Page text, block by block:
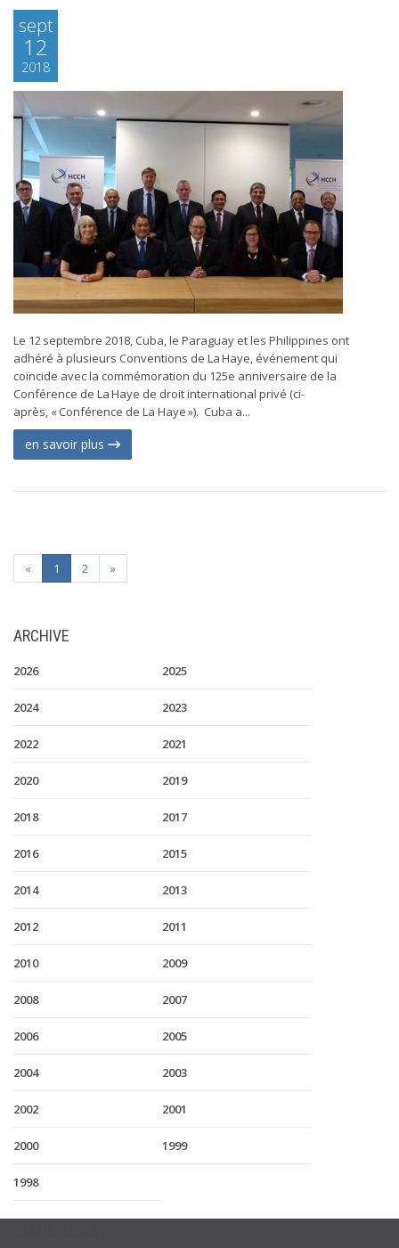
sept
12
2018
Le 12 septembre 2018, Cuba, le Paraguay et les Philippines ont
adhéré à plusieurs Conventions de La Haye, événement qui
coïncide avec la commémoration du 125e anniversaire de la
Conférence de La Haye de droit international privé (ci-
après, « Conférence de La Haye »). Cuba a...
en savoir plus
« 1 2 »
ARCHIVE
2026 2025
2024 2023
2022 2021
2020 2019
2018 2017
2016 2015
2014 2013
2012 2011
2010 2009
2008 2007
2006 2005
2004 2003
2002 2001
2000 1999
1998